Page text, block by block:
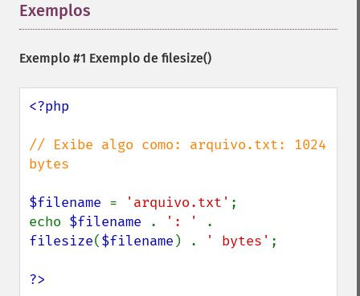
Exemplos
Exemplo #1 Exemplo de filesize()
<?php
// Exibe algo como: arquivo.txt: 1024
bytes
$filename = 'arquivo.txt' ;
echo $filename . ': '
filesize($filename ) . ' bytes' ;
?>